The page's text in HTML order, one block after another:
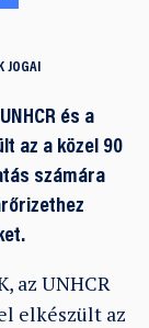
JOGAI
és a
az a közel 90
számára
az UNHCR
elkészült az